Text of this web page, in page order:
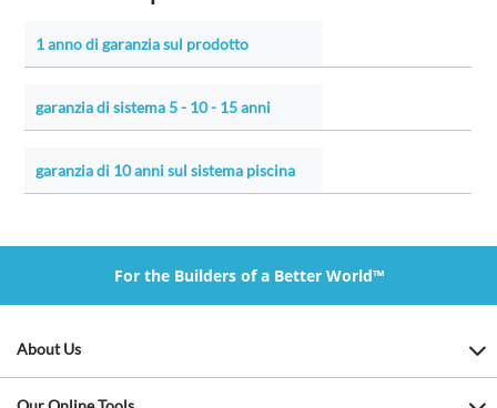
1 anno di garanzia sul prodotto
garanzia di sistema 5 - 10 - 15 anni
garanzia di 10 anni sul sistema piscina
For the Builders of a Better World™
About Us